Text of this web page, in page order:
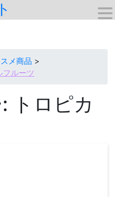
メ商品
フルーツ
トロピカ